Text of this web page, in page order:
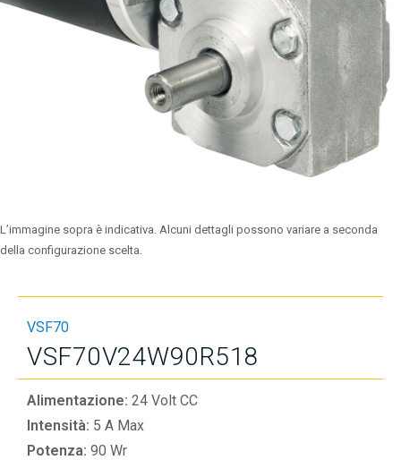
L’immagine sopra è indicativa. Alcuni dettagli possono variare a seconda
della configurazione scelta.
VSF70
VSF70V24W90R518
Alimentazione: 24 Volt CC
Intensità: 5 A Max
Potenza: 90 Wr